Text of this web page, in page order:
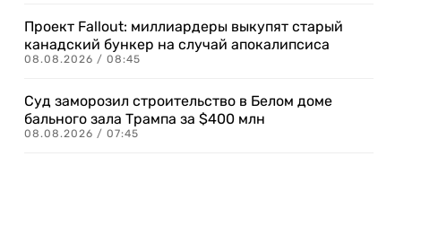
Проект Fallout: миллиардеры выкупят старый
канадский бункер на случай апокалипсиса
08.08.2026 / 08:45
Суд заморозил строительство в Белом доме
бального зала Трампа за $400 млн
08.08.2026 / 07:45